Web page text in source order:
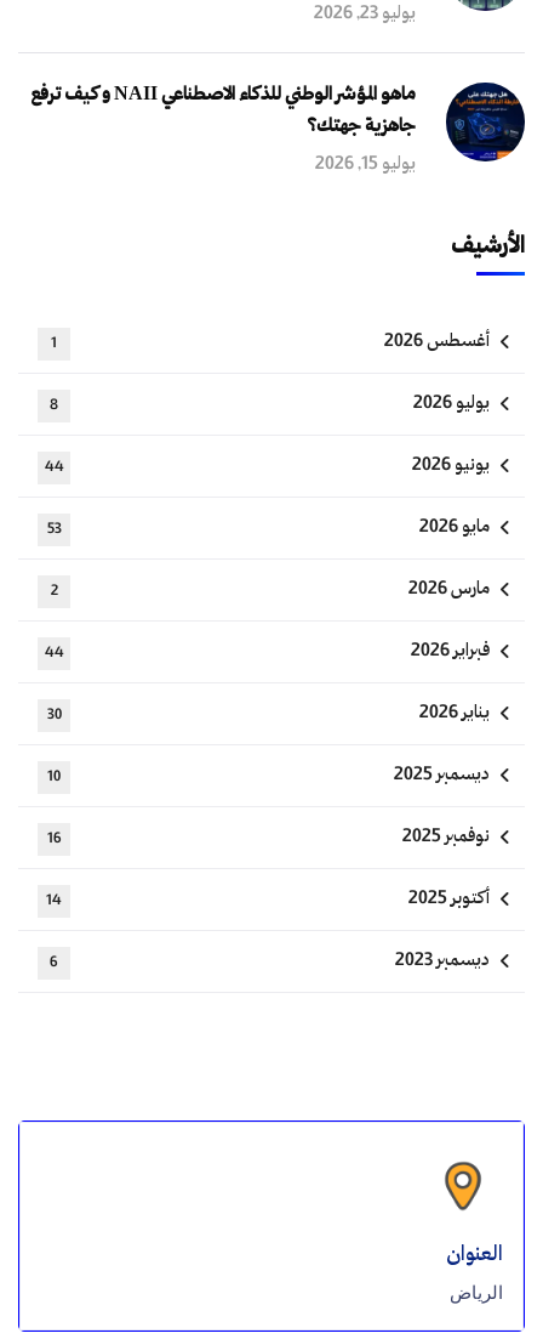
يوليو 23, 2026
ماهو المؤشر الوطني للذكاء الاصطناعي NAII و كيف ترفع
جاهزية جهتك؟
يوليو 15, 2026
الأرشيف
أغسطس 2026 1
يوليو 2026 8
يونيو 2026 44
مايو 2026 53
مارس 2026 2
فبراير 2026 44
يناير 2026 30
ديسمبر 2025 10
نوفمبر 2025 16
أكتوبر 2025 14
ديسمبر 2023 6
العنوان
الرياض